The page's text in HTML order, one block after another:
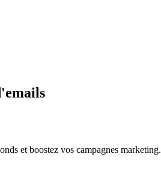
et boostez vos campagnes marketing.